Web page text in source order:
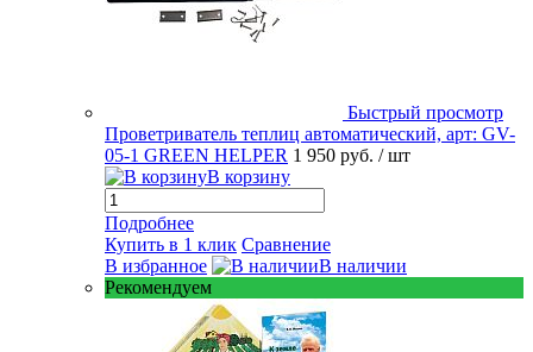
Быстрый просмотр
Проветриватель теплиц автоматический, арт: GV-
05-1 GREEN HELPER 1 950 руб. / шт
В корзину
Подробнее
Купить в 1 клик Сравнение
В избранное
В наличии
Рекомендуем